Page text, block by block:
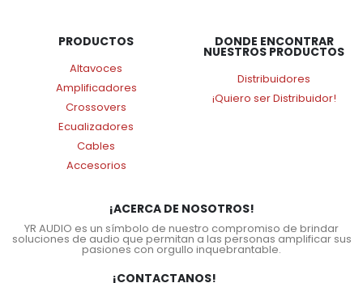
PRODUCTOS
Altavoces
Amplificadores
Crossovers
Ecualizadores
Cables
Accesorios
DONDE ENCONTRAR
NUESTROS PRODUCTOS
Distribuidores
¡Quiero ser Distribuidor!
¡ACERCA DE NOSOTROS!
YR AUDIO es un símbolo de nuestro compromiso de brindar
soluciones de audio que permitan a las personas amplificar sus
pasiones con orgullo inquebrantable.
¡CONTACTANOS!